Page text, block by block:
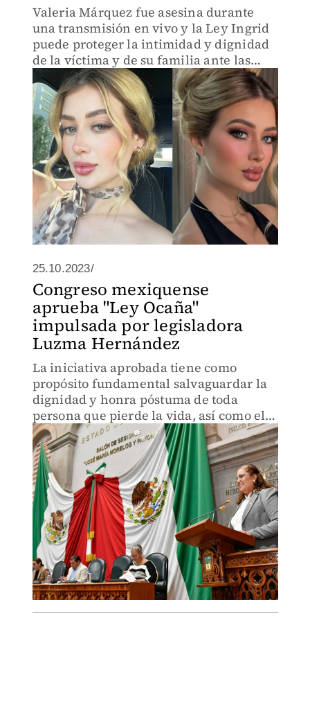
Valeria Márquez fue asesina durante
una transmisión en vivo y la Ley Ingrid
puede proteger la intimidad y dignidad
de la víctima y de su familia ante las
filtraciones
25.10.2023/
Congreso mexiquense
aprueba "Ley Ocaña"
impulsada por legisladora
Luzma Hernández
La iniciativa aprobada tiene como
propósito fundamental salvaguardar la
dignidad y honra póstuma de toda
persona que pierde la vida, así como el
respeto a sus familiares: Luzma
Hernández.